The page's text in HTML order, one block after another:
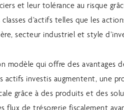
et leur tolérance au risque
d’actifs telles que les
secteur industriel et style
modèle qui offre des avantages
actifs investis augmentent, une
grâce à des produits et des
flux de trésorerie fiscalement